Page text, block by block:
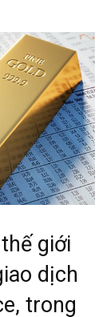
giới
dịch
trong